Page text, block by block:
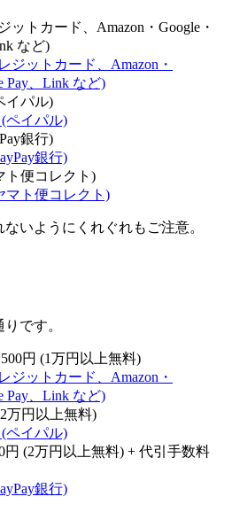
ットカード、Amazon・Google・
など)
イパル)
銀行)
ト便コレクト)
いようにくれぐれもご注意。
です。
円 (1万円以上無料)
万円以上無料)
円 (2万円以上無料) + 代引手数料